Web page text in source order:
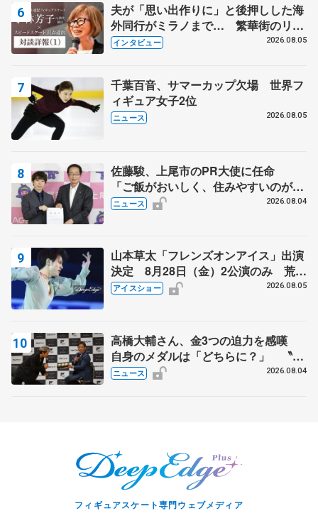
夫が「思い出作りに」と後押しした海
外同行がミラノまで… 繁華街のリン
クでは不良のお兄さんも味方に 小林
インタビュー 2026.08.05
千葉百音、サマーカップ欠場 世界フ
ィギュア女子2位
ニュース 2026.08.05
佐藤駿、上尾市のPR大使に任命
「ご飯がおいしく、住みやすいのが魅
力」
ニュース 2026.08.04
山本草太「フレンズオンアイス」出演
決定 8月28日（金）2公演のみ 荒川
静香さんプロデュース、20周年のアイ
アイスショー 2026.08.05
高橋大輔さん、金3つの迫力を感嘆
自身のメダルは「どちらに？」 〝リ
ス兄弟〟オリンピック3連覇の野村忠
ニュース 2026.08.04
フィギュアスケート専門ウェブメディア